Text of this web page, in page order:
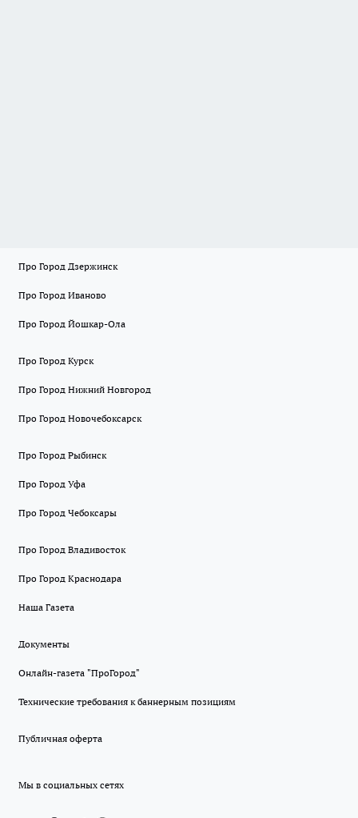
Про Город Дзержинск
Про Город Иваново
Про Город Йошкар-Ола
Про Город Курск
Про Город Нижний Новгород
Про Город Новочебоксарск
Про Город Рыбинск
Про Город Уфа
Про Город Чебоксары
Про Город Владивосток
Про Город Краснодара
Наша Газета
Документы
Онлайн-газета "ПроГород"
Технические требования к баннерным позициям
Публичная оферта
Мы в социальных сетях